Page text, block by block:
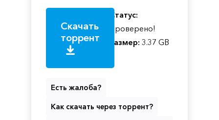
Скачать
торрент
Статус:
Проверено!
Размер: 3.37 GB
Есть жалоба?
Как скачать через торрент?